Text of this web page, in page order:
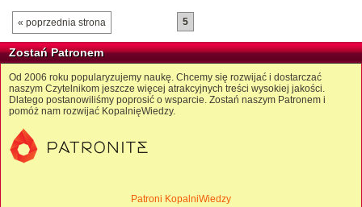
« poprzednia strona 5
Zostań Patronem
Od 2006 roku popularyzujemy naukę. Chcemy się rozwijać i dostarczać
naszym Czytelnikom jeszcze więcej atrakcyjnych treści wysokiej jakości.
Dlatego postanowiliśmy poprosić o wsparcie. Zostań naszym Patronem i
pomóż nam rozwijać KopalnięWiedzy.
Patroni KopalniWiedzy